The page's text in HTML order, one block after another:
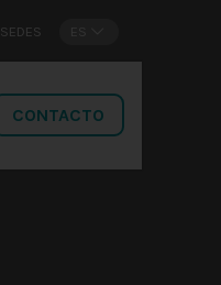
SEDES
CONTACTO